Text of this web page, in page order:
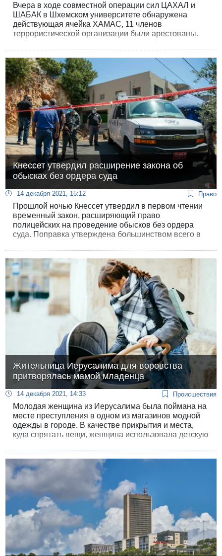
Вчера в ходе совместной операции сил ЦАХАЛ и
ШАБАК в Шхемском университете обнаружена
действующая ячейка ХАМАС, 11 членов
террористической организации были арестованы.
Кнессет утвердил расширение закона об
обысках без ордера суда
14 декабря 2021, 15:12 Право
Прошлой ночью Кнессет утвердил в первом чтении
временный закон, расширяющий право
полицейских на проведение обысков без ордера
суда. Поправка утверждена большинством всего в
58 против.
Жительница Иерусалима для воровства
притворялась мамой младенца
14 декабря 2021, 14:33 Происшествия
Молодая женщина из Иерусалима была поймана на
месте преступления в одном из магазинов модной
одежды в городе. В качестве прикрытия и места,
куда спрятать вещи, женщина использовала детскую